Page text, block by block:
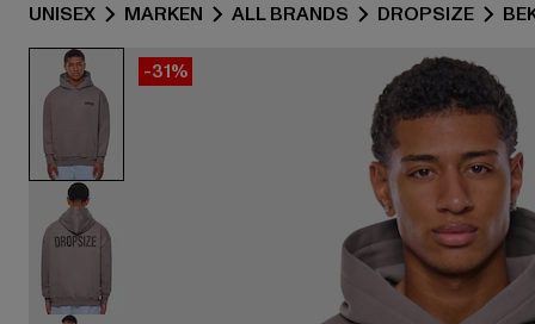
UNISEX MARKEN ALL BRANDS DROPSIZE
-31%